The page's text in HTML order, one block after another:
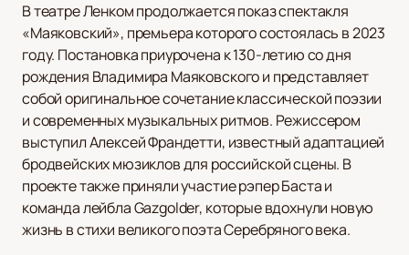
В театре Ленком продолжается показ спектакля
«Маяковский», премьера которого состоялась в 2023
году. Постановка приурочена к 130-летию со дня
рождения Владимира Маяковского и представляет
собой оригинальное сочетание классической поэзии
и современных музыкальных ритмов. Режиссером
выступил Алексей Франдетти, известный адаптацией
бродвейских мюзиклов для российской сцены. В
проекте также приняли участие рэпер Баста и
команда лейбла Gazgolder, которые вдохнули новую
жизнь в стихи великого поэта Серебряного века.